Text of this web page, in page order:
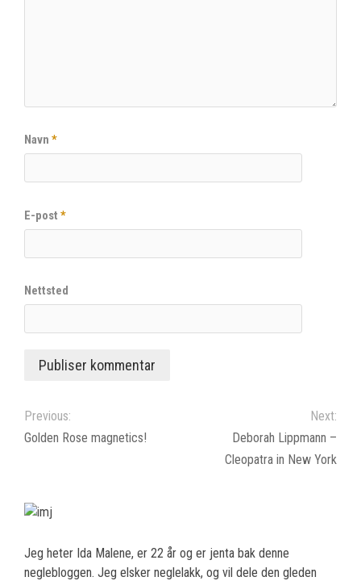
Navn *
E-post *
Nettsted
Previous:
Golden Rose magnetics!
Next:
Deborah Lippmann –
Cleopatra in New York
Jeg heter Ida Malene, er 22 år og er jenta bak denne
neglebloggen. Jeg elsker neglelakk, og vil dele den gleden